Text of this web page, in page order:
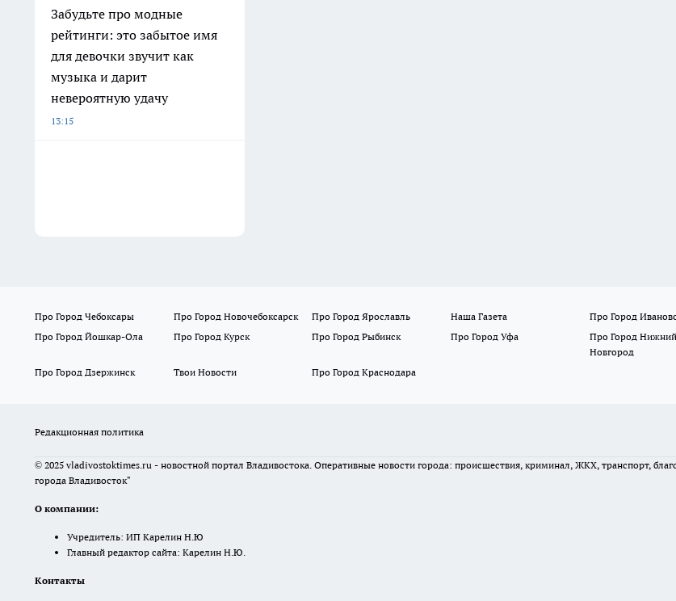
Забудьте про модные
рейтинги: это забытое имя
для девочки звучит как
музыка и дарит
невероятную удачу
13:15
Про Город Чебоксары Про Город Новочебоксарск Про Город Ярославль Наша Газета
Про Город
Про Город Йошкар-Ола
Про Город Курск Про Город Рыбинск Про Город Уфа
Про Город Нижний
Новгород
Про Город Дзержинск
Твои Новости Про Город Краснодара
Редакционная политика
© 2025 vladivostoktimes.ru - новостной портал Владивостока. Оперативные новости города: происшествия, криминал, ЖКХ, транспорт,
города Владивосток"
О компании:
Учредитель: ИП Карелин Н.Ю
Главный редактор сайта: Карелин Н.Ю.
Контакты